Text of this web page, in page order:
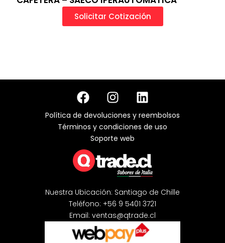
Solicitar Cotización
F
a
c
e
o
o
I
n
s
t
a
r
a
m
L
i
n
k
d
i
n
Política de devoluciones y reembolsos
Términos y condiciones de uso
Soporte web
Nuestra Ubicación: Santiago de Chille
Teléfono: +56 9 5401 3721
Email: ventas@qtrade.cl